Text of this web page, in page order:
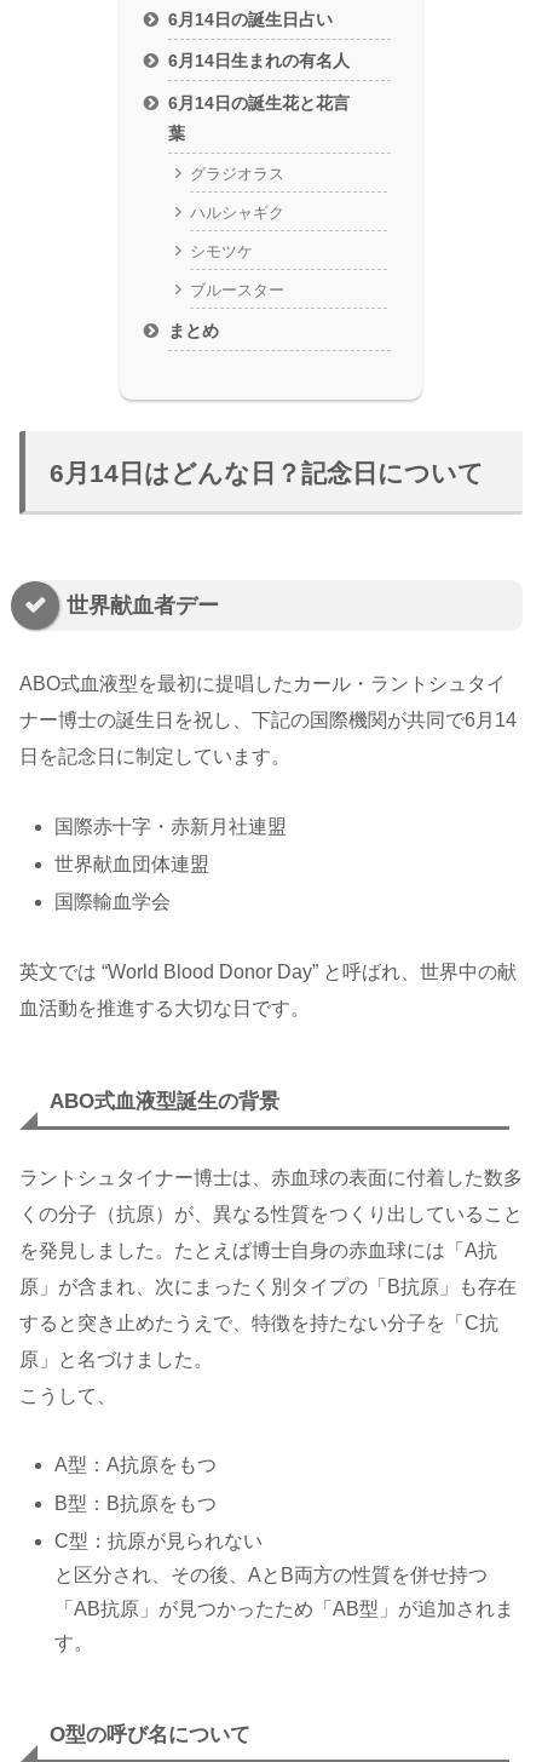
6月14日の誕生日占い
6月14日生まれの有名人
6月14日の誕生花と花言
葉
グラジオラス
ハルシャギク
シモツケ
ブルースター
まとめ
6月14日はどんな日？記念日について
世界献血者デー
ABO式血液型を最初に提唱したカール・ラントシュタイ
ナー博士の誕生日を祝し、下記の国際機関が共同で6月14
日を記念日に制定しています。
国際赤十字・赤新月社連盟
世界献血団体連盟
国際輸血学会
英文では “World Blood Donor Day” と呼ばれ、世界中の献
血活動を推進する大切な日です。
ABO式血液型誕生の背景
ラントシュタイナー博士は、赤血球の表面に付着した数多
くの分子（抗原）が、異なる性質をつくり出していること
を発見しました。たとえば博士自身の赤血球には「A抗
原」が含まれ、次にまったく別タイプの「B抗原」も存在
すると突き止めたうえで、特徴を持たない分子を「C抗
原」と名づけました。
こうして、
A型：A抗原をもつ
B型：B抗原をもつ
C型：抗原が見られない
と区分され、その後、AとB両方の性質を併せ持つ
「AB抗原」が見つかったため「AB型」が追加されま
す。
O型の呼び名について